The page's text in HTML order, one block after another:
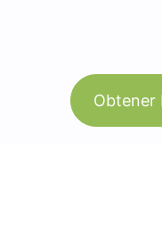
Obtener